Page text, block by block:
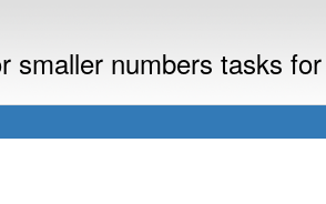
smaller numbers tasks